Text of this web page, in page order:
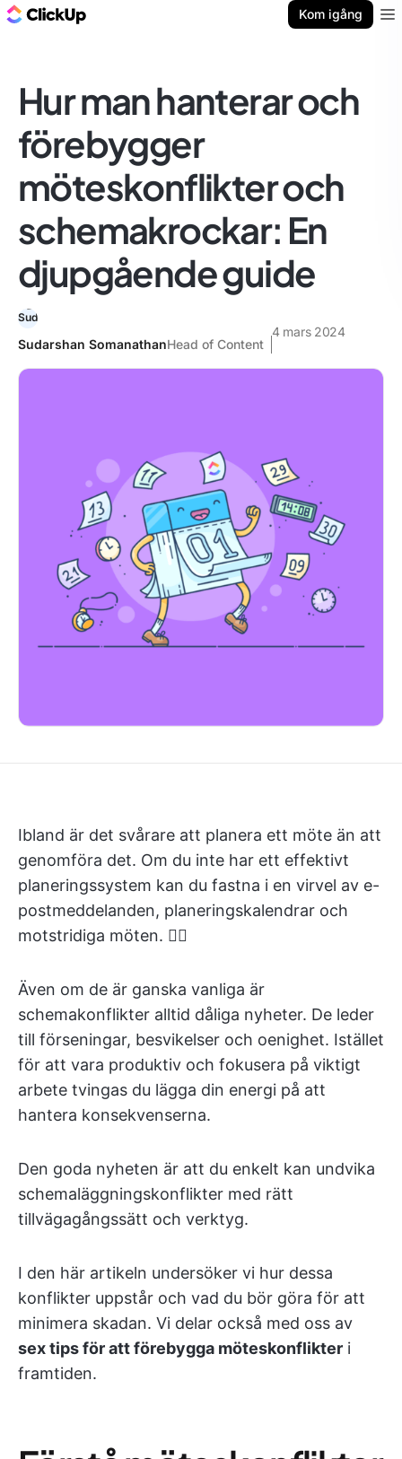
Kom igång
Hur man hanterar och
förebygger
möteskonflikter och
schemakrockar: En
djupgående guide
Sudarshan SomanathanHead of Content
4 mars 2024
Ibland är det svårare att planera ett möte än att
genomföra det. Om du inte har ett effektivt
planeringssystem kan du fastna i en virvel av e-
postmeddelanden, planeringskalendrar och
motstridiga möten. 😵‍💫
Även om de är ganska vanliga är
schemakonflikter alltid dåliga nyheter. De leder
till förseningar, besvikelser och oenighet. Istället
för att vara produktiv och fokusera på viktigt
arbete tvingas du lägga din energi på att
hantera konsekvenserna.
Den goda nyheten är att du enkelt kan undvika
schemaläggningskonflikter med rätt
tillvägagångssätt och verktyg.
I den här artikeln undersöker vi hur dessa
konflikter uppstår och vad du bör göra för att
minimera skadan. Vi delar också med oss av
sex tips för att förebygga möteskonflikter i
framtiden.